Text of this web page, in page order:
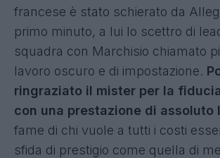
francese è stato schierato da
primo minuto, a lui lo scettro di
squadra con Marchisio chiamato
lavoro oscuro e di impostazione.
ringraziato il mister per la
con una prestazione di assoluto
fame di chi vuole a tutti i costi
sfida di prestigio come quella di